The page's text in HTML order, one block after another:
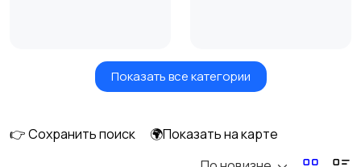
Грызуны
Показать все категории
👉 Сохранить поиск
🌍Показать на карте